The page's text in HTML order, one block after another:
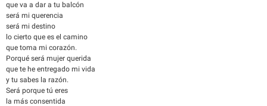
que va a dar a tu balcón
será mi querencia
será mi destino
lo cierto que es el camino
que toma mi corazón.
Porqué será mujer querida
que te he entregado mi vida
y tu sabes la razón.
Será porque tú eres
la más consentida